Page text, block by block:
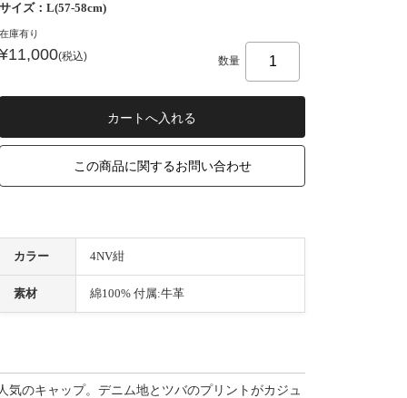
イズ：L(57-58cm)
庫有り
(税込) 数量
この商品に関するお問い合わせ
カラー 4NV紺
素材 綿100% 付属:牛革
気のキャップ。デニム地とツバのプリントがカジュ